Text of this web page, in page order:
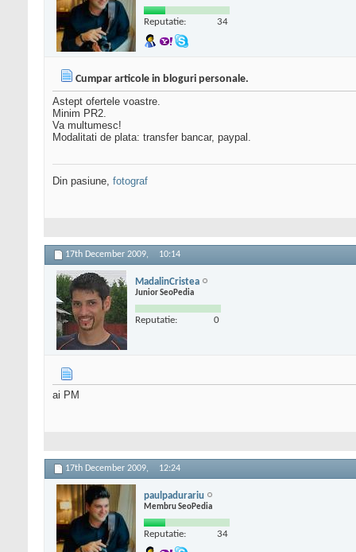
Reputatie: 34
Cumpar articole in bloguri personale.
Astept ofertele voastre.
Minim PR2.
Va multumesc!
Modalitati de plata: transfer bancar, paypal.
Din pasiune, fotograf
17th December 2009, 10:14
MadalinCristea
Junior SeoPedia
Reputatie: 0
ai PM
17th December 2009, 12:24
paulpadurariu
Membru SeoPedia
Reputatie: 34